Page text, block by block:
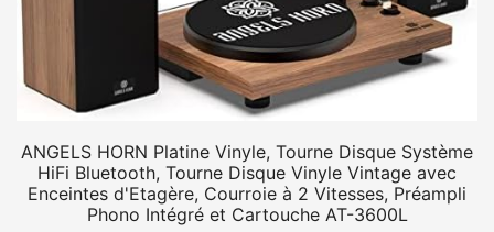
ANGELS HORN Platine Vinyle, Tourne Disque Système
HiFi Bluetooth, Tourne Disque Vinyle Vintage avec
Enceintes d'Etagère, Courroie à 2 Vitesses, Préampli
Phono Intégré et Cartouche AT-3600L